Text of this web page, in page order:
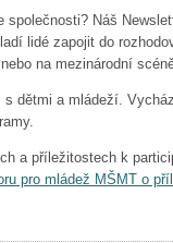
Náš
lidé zapojit do
na mezinárodní
dětmi a mládeží.
a příležitostech k
pro mládež MŠMT o